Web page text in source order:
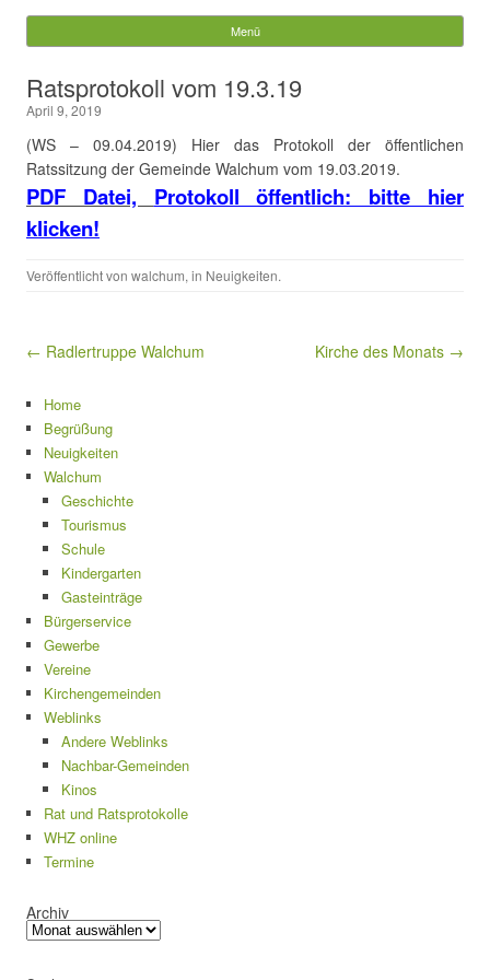
Gemeinde Walchum
nach:
Menü
Ratsprotokoll vom 19.3.19
April 9, 2019
(WS – 09.04.2019) Hier das Protokoll der öffentlichen
Ratssitzung der Gemeinde Walchum vom 19.03.2019.
PDF Datei, Protokoll öffentlich: bitte hier
klicken!
Veröffentlicht von walchum, in Neuigkeiten.
Beitragsnavigation
← Radlertruppe Walchum Kirche des Monats →
Home
Begrüßung
Neuigkeiten
Walchum
Geschichte
Tourismus
Schule
Kindergarten
Gasteinträge
Bürgerservice
Gewerbe
Vereine
Kirchengemeinden
Weblinks
Andere Weblinks
Nachbar-Gemeinden
Kinos
Rat und Ratsprotokolle
WHZ online
Termine
Archiv